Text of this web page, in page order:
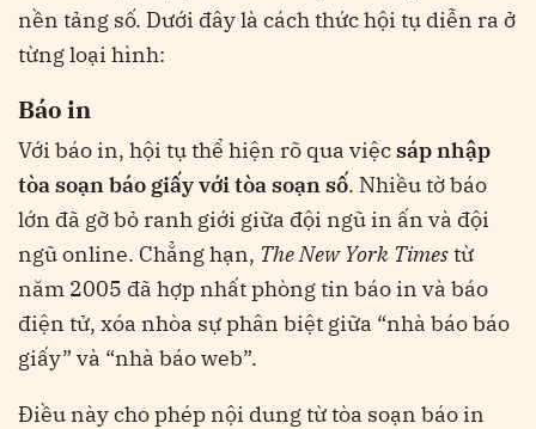
nền tảng số. Dưới đây là cách thức hội tụ diễn ra ở
từng loại hình:
Báo in
Với báo in, hội tụ thể hiện rõ qua việcsáp nhập
tòa soạn báo giấy với tòa soạn số. Nhiều tờ báo
lớn đã gỡ bỏ ranh giới giữa đội ngũ in ấn và đội
ngũ online. Chẳng hạn, The New York Timestừ
năm 2005 đã hợp nhất phòng tin báo in và báo
điện tử, xóa nhòa sự phân biệt giữa “nhà báo báo
giấy” và “nhà báo web”​.
Điều này cho phép nội dung từ tòa soạn báo in